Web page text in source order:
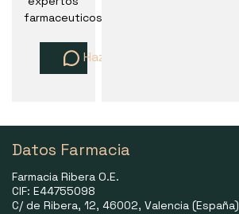
farmaceuticos
Haz una pregunta
Datos Farmacia
Farmacia Ribera O.E.
CIF: E44755098
C/ de Ribera, 12, 46002, Valencia (España)